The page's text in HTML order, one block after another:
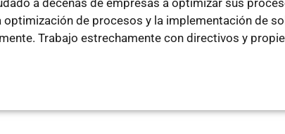
de procesos y la implementación de
Trabajo estrechamente con directivos y